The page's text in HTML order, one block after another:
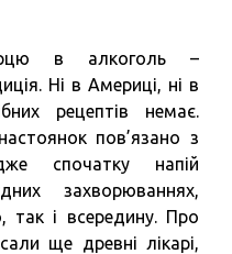
в алкоголь –
Ні в Америці, ні в
рецептів немає.
пов’язано з
спочатку напій
захворюваннях,
так і всередину. Про
ще древні лікарі,